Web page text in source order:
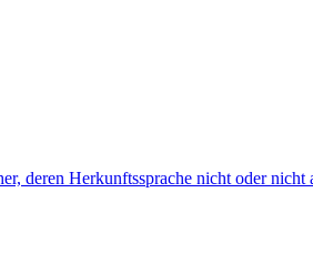
deren Herkunftssprache nicht oder nicht